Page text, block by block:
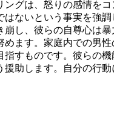
ングは、怒りの感情を
はないという事実を強
崩し、彼らの自尊心は
めます。家庭内での男
指すものです。彼らの
援助します。自分の行